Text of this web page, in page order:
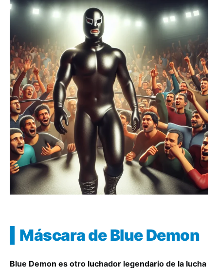
Máscara de Blue Demon
Blue Demon es otro luchador legendario de la lucha